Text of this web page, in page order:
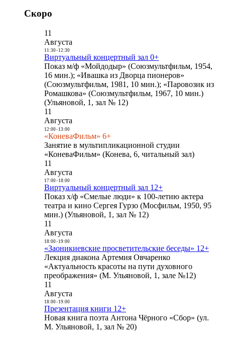
Скоро
11
Августа
11:30- 12:30
Виртуальный концертный зал 0+
Показ м/ф «Мойдодыр» (Союзмультфильм, 1954,
16 мин.); «Ивашка из Дворца пионеров»
(Союзмультфильм, 1981, 10 мин.); «Паровозик из
Ромашкова» (Союзмультфильм, 1967, 10 мин.)
(Ульяновой, 1, зал № 12)
11
Августа
12:00- 13:00
«КоневаФильм» 6+
Занятие в мультипликационной студии
«КоневаФильм» (Конева, 6, читальный зал)
11
Августа
17:00- 18:00
Виртуальный концертный зал 12+
Показ х/ф «Смелые люди» к 100-летию актера
театра и кино Сергея Гурзо (Мосфильм, 1950, 95
мин.) (Ульяновой, 1, зал № 12)
11
Августа
18:00- 19:00
«Заоникиевские просветительские беседы» 12+
Лекция диакона Артемия Овчаренко
«Актуальность красоты на пути духовного
преображения» (М. Ульяновой, 1, зале №12)
11
Августа
18:00- 19:00
Презентация книги 12+
Новая книга поэта Антона Чёрного «Сбор» (ул.
М. Ульяновой, 1, зал № 20)